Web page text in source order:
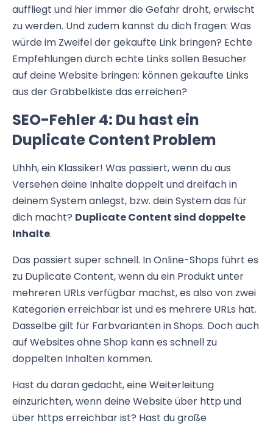
auffliegt und hier immer die Gefahr droht, erwischt
zu werden. Und zudem kannst du dich fragen: Was
würde im Zweifel der gekaufte Link bringen? Echte
Empfehlungen durch echte Links sollen Besucher
auf deine Website bringen: können gekaufte Links
aus der Grabbelkiste das erreichen?
SEO-Fehler 4: Du hast ein
Duplicate Content Problem
Uhhh, ein Klassiker! Was passiert, wenn du aus
Versehen deine Inhalte doppelt und dreifach in
deinem System anlegst, bzw. dein System das für
dich macht? Duplicate Content sind doppelte
Inhalte.
Das passiert super schnell. In Online-Shops führt es
zu Duplicate Content, wenn du ein Produkt unter
mehreren URLs verfügbar machst, es also von zwei
Kategorien erreichbar ist und es mehrere URLs hat.
Dasselbe gilt für Farbvarianten in Shops. Doch auch
auf Websites ohne Shop kann es schnell zu
doppelten Inhalten kommen.
Hast du daran gedacht, eine Weiterleitung
einzurichten, wenn deine Website über http und
über https erreichbar ist? Hast du große